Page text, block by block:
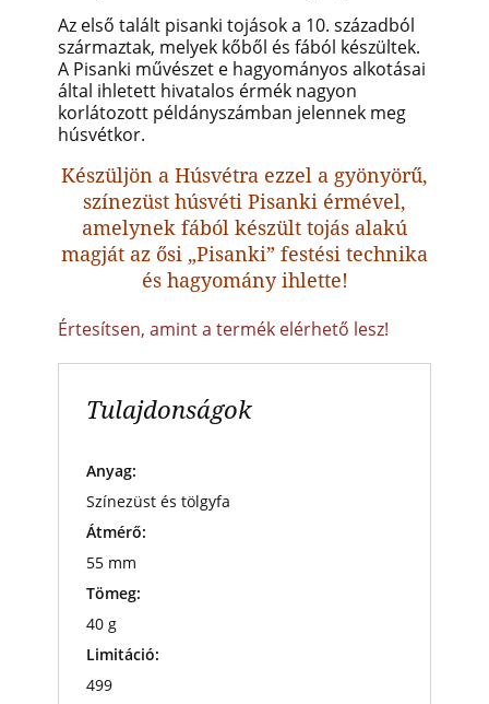
Az első talált pisanki tojások a 10. századból
származtak, melyek kőből és fából készültek.
A Pisanki művészet e hagyományos alkotásai
által ihletett hivatalos érmék nagyon
korlátozott példányszámban jelennek meg
húsvétkor.
Készüljön a Húsvétra ezzel a gyönyörű,
színezüst húsvéti Pisanki érmével,
amelynek fából készült tojás alakú
magját az ősi „Pisanki” festési technika
és hagyomány ihlette!
Értesítsen, amint a termék elérhető lesz!
Tulajdonságok
Anyag:
Színezüst és tölgyfa
Átmérő:
55 mm
Tömeg:
40 g
Limitáció:
499